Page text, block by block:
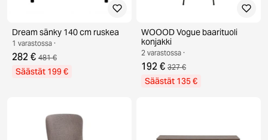
Dream sänky 140 cm ruskea
1 varastossa ·
282 € 481 €
Säästät 199 €
WOOOD Vogue baarituoli
konjakki
2 varastossa ·
192 € 327 €
Säästät 135 €